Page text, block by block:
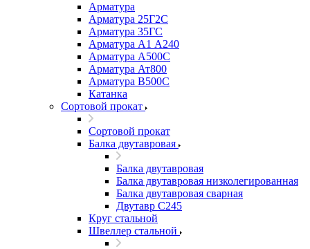
Арматура
Арматура 25Г2С
Арматура 35ГС
Арматура А1 А240
Арматура А500С
Арматура Ат800
Арматура В500С
Катанка
Сортовой прокат
Сортовой прокат
Балка двутавровая
Балка двутавровая
Балка двутавровая низколегированная
Балка двутавровая сварная
Двутавр С245
Круг стальной
Швеллер стальной